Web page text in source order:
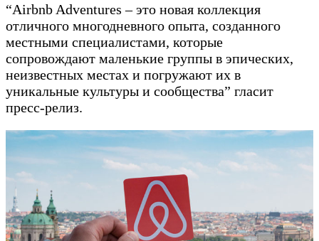
“Airbnb Adventures – это новая коллекция
отличного многодневного опыта, созданного
местными специалистами, которые
сопровождают маленькие группы в эпических,
неизвестных местах и погружают их в
уникальные культуры и сообщества” гласит
пресс-релиз.